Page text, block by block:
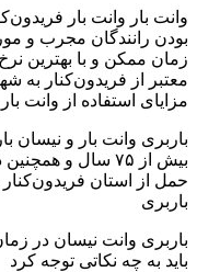
وانت بار وانت بار
بودن رانندگان مجرب و
زمان ممکن و با بهترین
معتبر از فریدون‌کنار به
مزایای استفاده از وانت
باربری وانت بار و نیسان
بیش از ۷۵ سال و
حمل از استان
باربری
باربری وانت نیسان در
باید به چه نکاتی توجه کرد